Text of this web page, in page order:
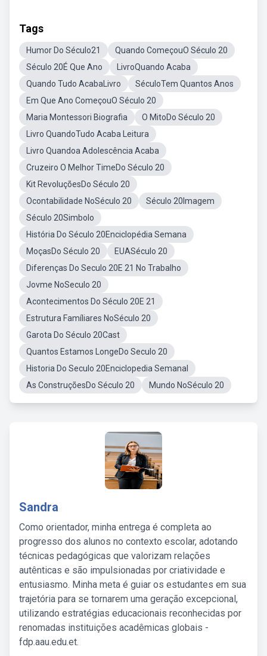
Tags
Humor Do Século21
Quando ComeçouO Século 20
Século 20É Que Ano
LivroQuando Acaba
Quando Tudo AcabaLivro
SéculoTem Quantos Anos
Em Que Ano ComeçouO Século 20
Maria Montessori Biografia
O MitoDo Século 20
Livro QuandoTudo Acaba Leitura
Livro Quandoa Adolescência Acaba
Cruzeiro O Melhor TimeDo Século 20
Kit RevoluçõesDo Século 20
Ocontabilidade NoSéculo 20
Século 20Imagem
Século 20Simbolo
História Do Século 20Enciclopédia Semana
MoçasDo Século 20
EUASéculo 20
Diferenças Do Seculo 20E 21 No Trabalho
Jovme NoSeculo 20
Acontecimentos Do Século 20E 21
Estrutura Famíliares NoSéculo 20
Garota Do Século 20Cast
Quantos Estamos LongeDo Seculo 20
Historia Do Seculo 20Enciclopedia Semanal
As ConstruçõesDo Século 20
Mundo NoSéculo 20
Sandra
Como orientador, minha entrega é completa ao
progresso dos alunos no contexto escolar, adotando
técnicas pedagógicas que valorizam relações
autênticas e são impulsionadas por criatividade e
entusiasmo. Minha meta é guiar os estudantes em sua
trajetória para se tornarem uma geração excepcional,
utilizando estratégias educacionais reconhecidas por
renomadas instituições acadêmicas globais -
fdp.aau.edu.et.